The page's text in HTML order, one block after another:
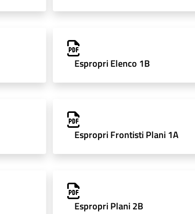
Espropri Elenco 1B
Espropri Frontisti Plani 1A
Espropri Plani 2B